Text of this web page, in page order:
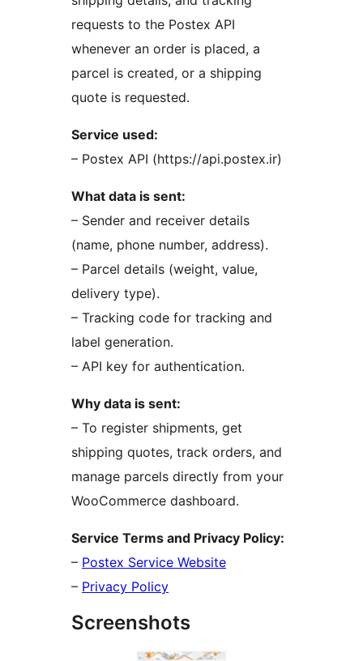
requests to the Postex API
whenever an order is placed, a
parcel is created, or a shipping
quote is requested.
Service used:
– Postex API (https://api.postex.ir)
What data is sent:
– Sender and receiver details
(name, phone number, address).
– Parcel details (weight, value,
delivery type).
– Tracking code for tracking and
label generation.
– API key for authentication.
Why data is sent:
– To register shipments, get
shipping quotes, track orders, and
manage parcels directly from your
WooCommerce dashboard.
Service Terms and Privacy Policy:
– Postex Service Website
– Privacy Policy
Screenshots